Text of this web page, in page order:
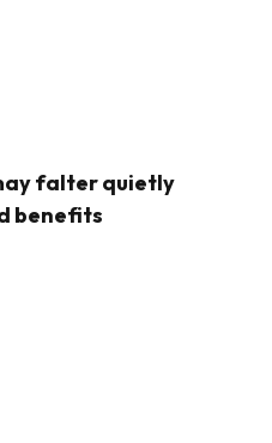
falter quietly
benefits